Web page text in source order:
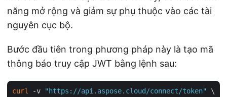
năng mở rộng và giảm sự phụ thuộc vào các tài
nguyên cục bộ.
Bước đầu tiên trong phương pháp này là tạo mã
thông báo truy cập JWT bằng lệnh sau:
curl -v "https://api.aspose.cloud/connect/token"
\